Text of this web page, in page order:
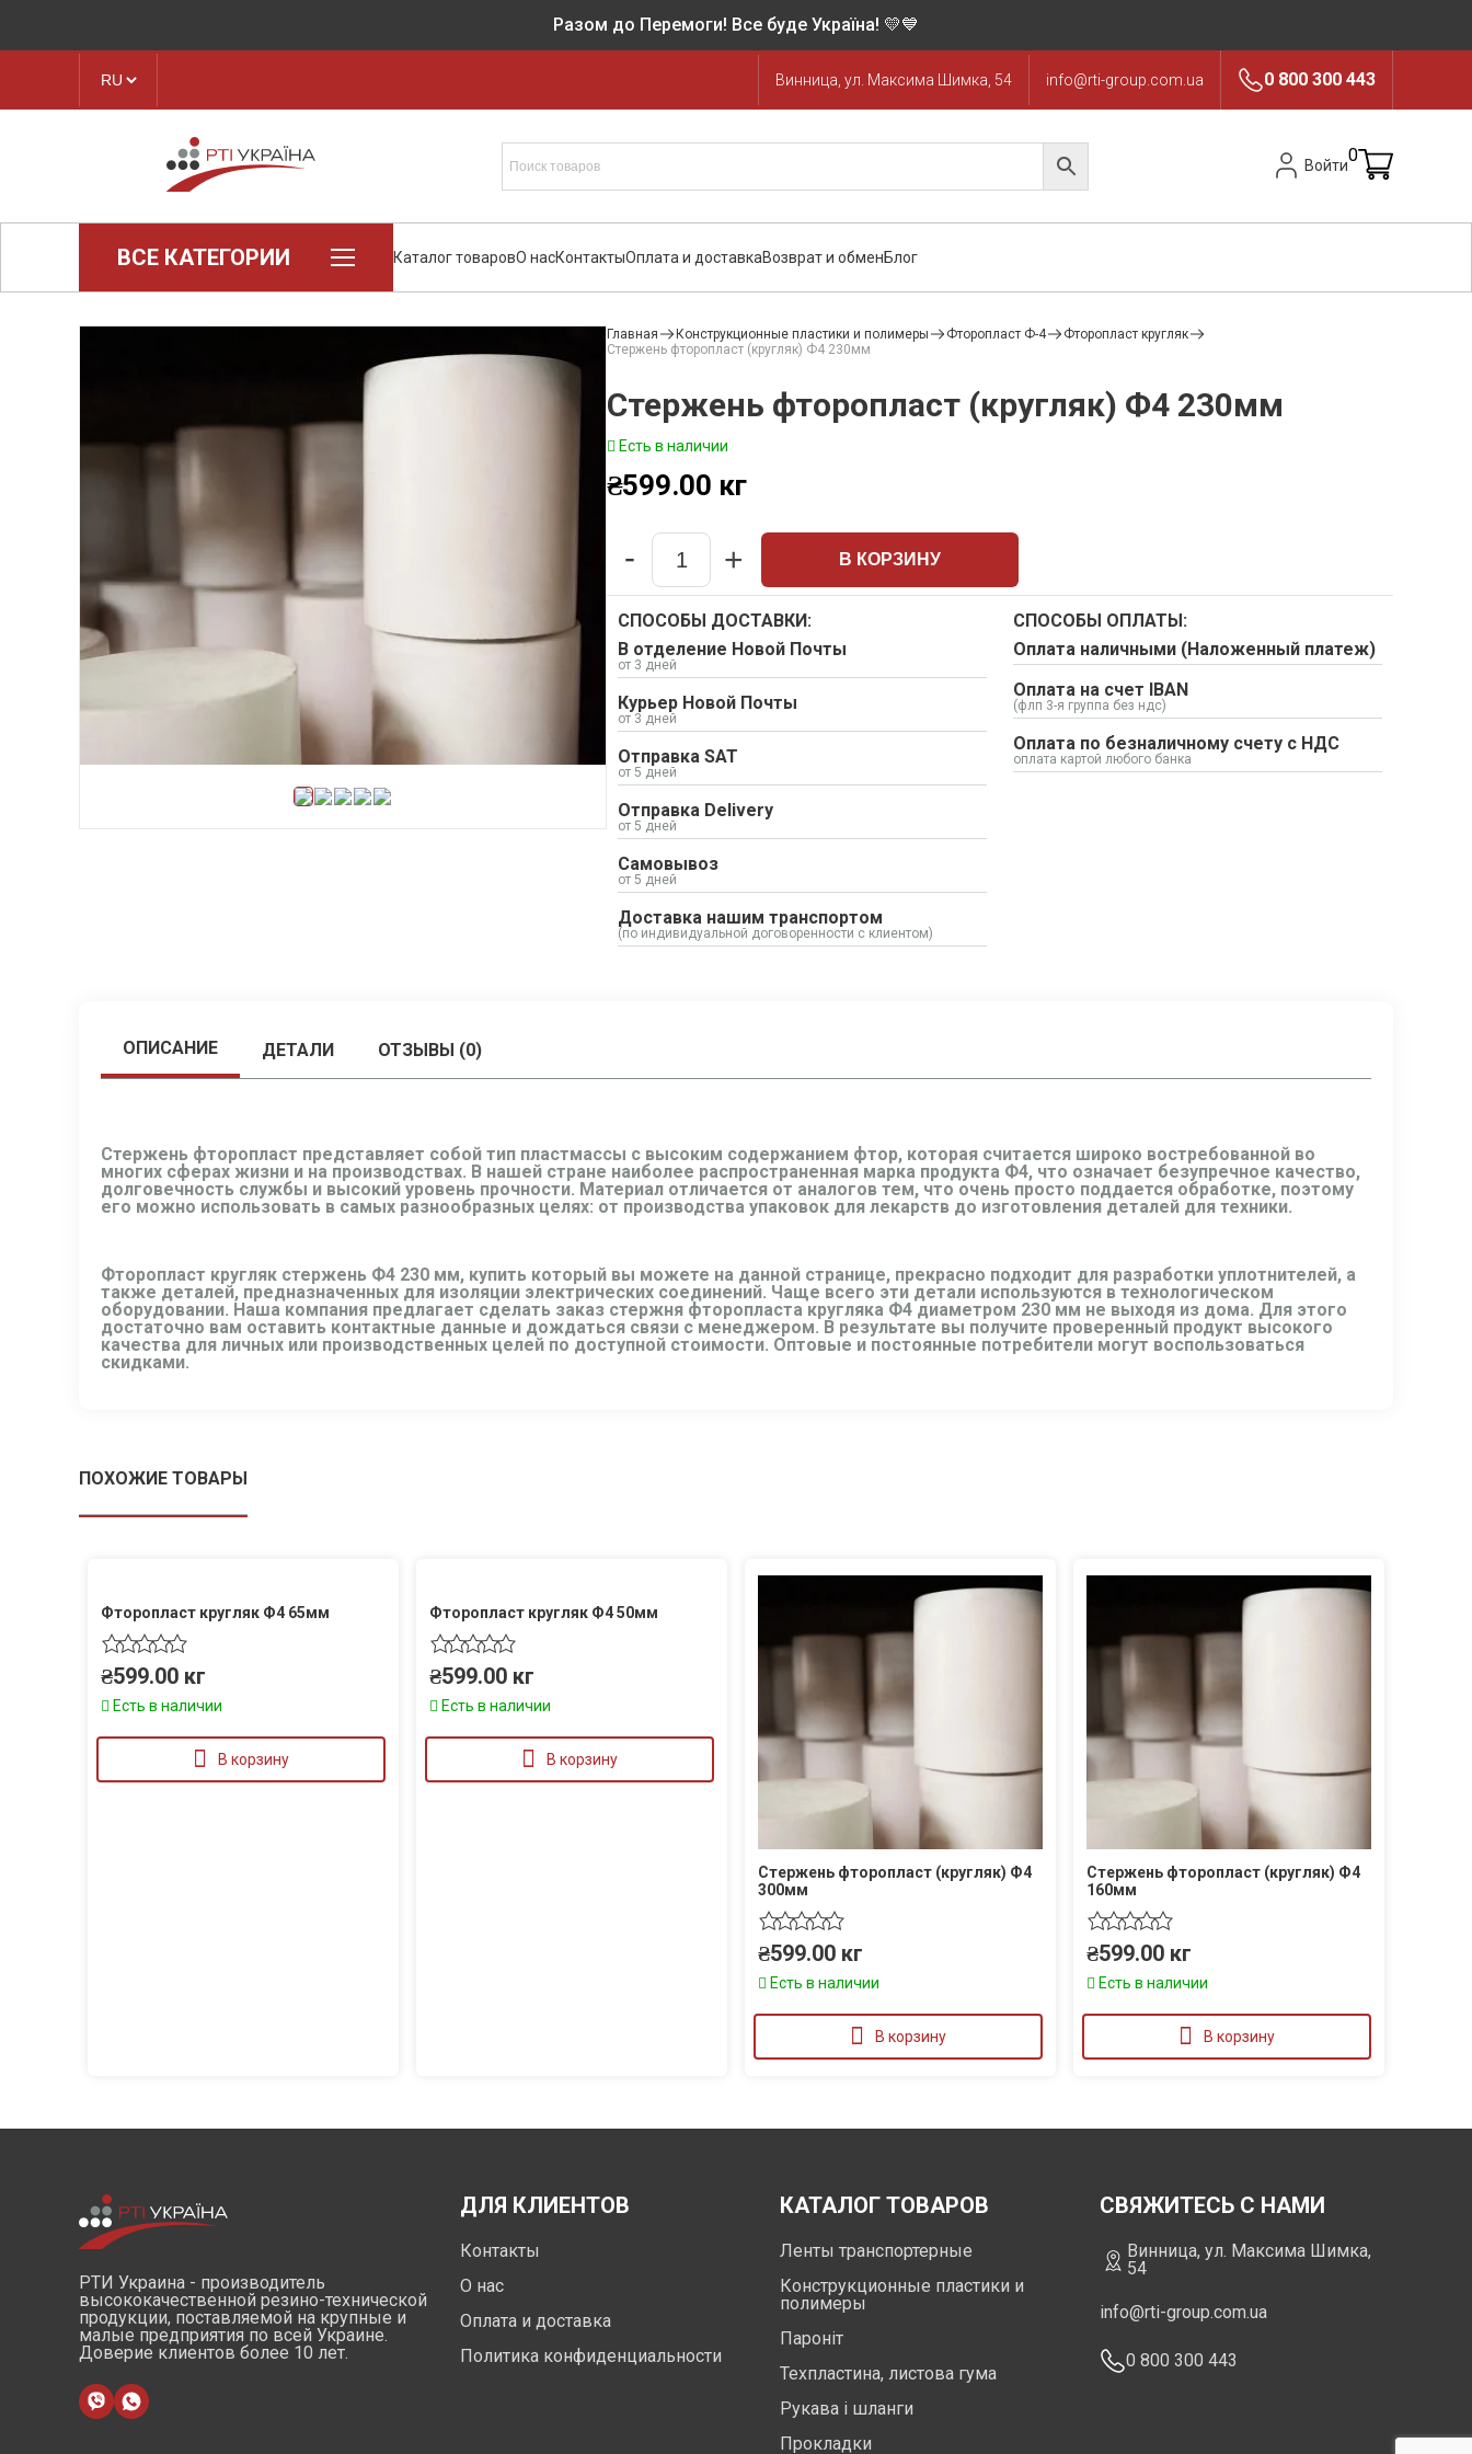
Разом до Перемоги! Все буде Україна! 💛💙
Винница, ул. Максима Шимка, 54 info@rti-group.com.ua 0 800 300 443
Войти
0
ВСЕ КАТЕГОРИИ
Паронит
Ленты транспортерные
Композитные материалы Resimac
Парафиновая эмульсия
Каталог товаровО насКонтактыОплата и доставкаВозврат и обменБлог
Главная Конструкционные пластики и полимеры Фторопласт Ф-4
Фторопласт кругляк
Стержень фторопласт (кругляк) Ф4 230мм
Стержень фторопласт (кругляк) Ф4 230мм
Есть в наличии
₴599.00 кг
Quantity
- + В КОРЗИНУ
СПОСОБЫ ДОСТАВКИ:
В отделение Новой Почты
от 3 дней
Курьер Новой Почты
от 3 дней
Отправка SAT
от 5 дней
Отправка Delivery
от 5 дней
Самовывоз
от 5 дней
Доставка нашим транспортом
(по индивидуальной договоренности с клиентом)
СПОСОБЫ ОПЛАТЫ:
Оплата наличными (Наложенный платеж)
Оплата на счет IBAN
(флп 3-я группа без ндс)
Оплата по безналичному счету с НДС
оплата картой любого банка
ОПИСАНИЕ ДЕТАЛИ ОТЗЫВЫ (0)
Стержень фторопласт представляет собой тип пластмассы с высоким содержанием фтор, которая считается широко востребованной во
многих сферах жизни и на производствах. В нашей стране наиболее распространенная марка продукта Ф4, что означает безупречное качество,
долговечность службы и высокий уровень прочности. Материал отличается от аналогов тем, что очень просто поддается обработке, поэтому
его можно использовать в самых разнообразных целях: от производства упаковок для лекарств до изготовления деталей для техники.
Фторопласт кругляк стержень Ф4 230 мм, купить который вы можете на данной странице, прекрасно подходит для разработки уплотнителей, а
также деталей, предназначенных для изоляции электрических соединений. Чаще всего эти детали используются в технологическом
оборудовании. Наша компания предлагает сделать заказ стержня фторопласта кругляка Ф4 диаметром 230 мм не выходя из дома. Для этого
достаточно вам оставить контактные данные и дождаться связи с менеджером. В результате вы получите проверенный продукт высокого
качества для личных или производственных целей по доступной стоимости. Оптовые и постоянные потребители могут воспользоваться
скидками.
ПОХОЖИЕ ТОВАРЫ
Фторопласт кругляк Ф4 65мм
₴599.00 кг
Есть в наличии
В корзину
Фторопласт кругляк Ф4 50мм
₴599.00 кг
Есть в наличии
В корзину
Стержень фторопласт (кругляк) Ф4
300мм
₴599.00 кг
Есть в наличии
В корзину
Стержень фторопласт (кругляк) Ф4
160мм
₴599.00 кг
Есть в наличии
В корзину
РТИ Украина - производитель
высококачественной резино-технической
продукции, поставляемой на крупные и
малые предприятия по всей Украине.
Доверие клиентов более 10 лет.
ДЛЯ КЛИЕНТОВ
Контакты
О нас
Оплата и доставка
Политика конфиденциальности
КАТАЛОГ ТОВАРОВ
Ленты транспортерные
Конструкционные пластики и
полимеры
Пароніт
Техпластина, листова гума
Рукава і шланги
Прокладки
СВЯЖИТЕСЬ С НАМИ
Винница, ул. Максима Шимка,
54
info@rti-group.com.ua
0 800 300 443